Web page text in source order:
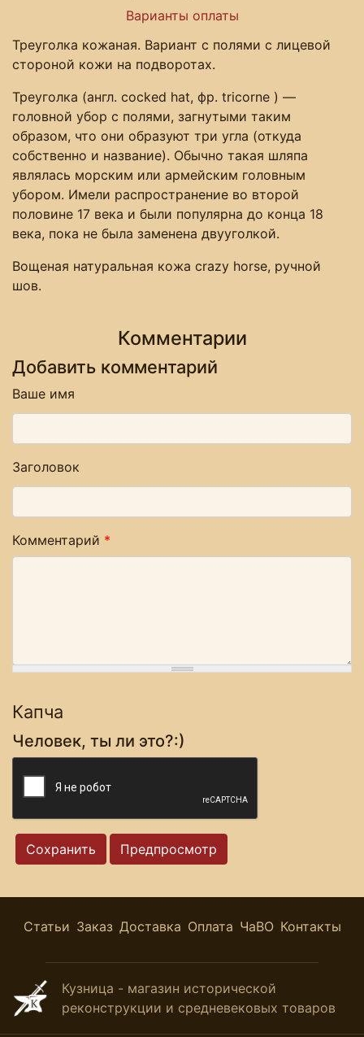
Варианты оплаты
Треуголка кожаная. Вариант с полями с лицевой
стороной кожи на подворотах.
Треуголка (англ. cocked hat, фр. tricorne ) —
головной убор с полями, загнутыми таким
образом, что они образуют три угла (откуда
собственно и название). Обычно такая шляпа
являлась морским или армейским головным
убором. Имели распространение во второй
половине 17 века и были популярна до конца 18
века, пока не была заменена двууголкой.
Вощеная натуральная кожа crazy horse, ручной
шов.
Комментарии
Добавить комментарий
Ваше имя
Заголовок
Комментарий *
Капча
Человек, ты ли это?:)
Статьи Заказ Доставка Оплата ЧаВО Контакты
Кузница - магазин исторической
реконструкции и средневековых товаров